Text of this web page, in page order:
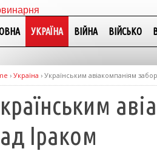
УКРАЇНА ВІЙНА ВІЙСЬКО
› Україна › Українським авіакомпаніям
Іраком